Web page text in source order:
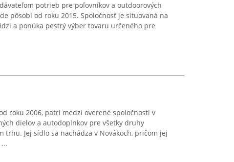
potrieb pre poľovníkov a outdoorových
pôsobí od roku 2015. Spoločnosť je situovaná na
a ponúka pestrý výber tovaru určeného pre
roku 2006, patrí medzi overené spoločnosti v
dielov a autodoplnkov pre všetky druhy
trhu. Jej sídlo sa nachádza v Novákoch, pričom jej